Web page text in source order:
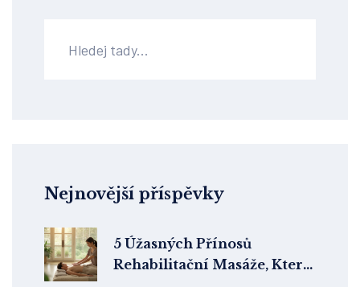
Nejnovější příspěvky
5 Úžasných Přínosů
Rehabilitační Masáže, Které